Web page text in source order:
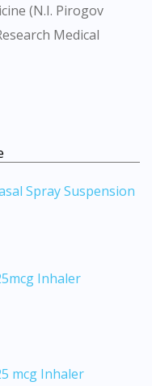
(N.I. Pirogov
Medical
Spray Suspension
Inhaler
mcg Inhaler